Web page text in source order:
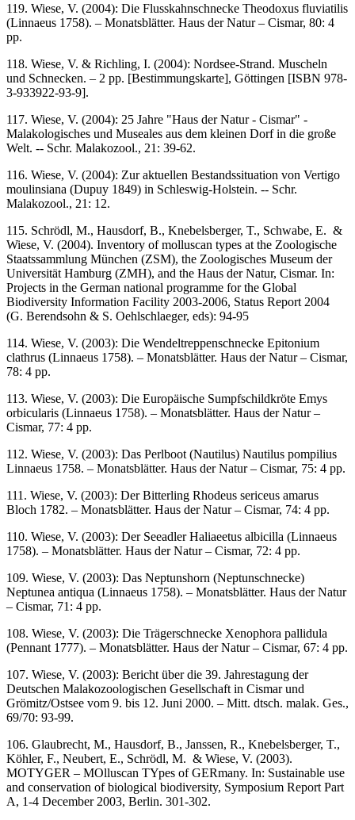
119. Wiese, V. (2004): Die Flusskahnschnecke Theodoxus fluviatilis
(Linnaeus 1758). – Monatsblätter. Haus der Natur – Cismar, 80: 4
pp.
118. Wiese, V. & Richling, I. (2004): Nordsee-Strand. Muscheln
und Schnecken. – 2 pp. [Bestimmungskarte], Göttingen [ISBN 978-
3-933922-93-9].
117. Wiese, V. (2004): 25 Jahre "Haus der Natur - Cismar" -
Malakologisches und Museales aus dem kleinen Dorf in die große
Welt. -- Schr. Malakozool., 21: 39-62.
116. Wiese, V. (2004): Zur aktuellen Bestandssituation von Vertigo
moulinsiana (Dupuy 1849) in Schleswig-Holstein. -- Schr.
Malakozool., 21: 12.
115. Schrödl, M., Hausdorf, B., Knebelsberger, T., Schwabe, E. &
Wiese, V. (2004). Inventory of molluscan types at the Zoologische
Staatssammlung München (ZSM), the Zoologisches Museum der
Universität Hamburg (ZMH), and the Haus der Natur, Cismar. In:
Projects in the German national programme for the Global
Biodiversity Information Facility 2003-2006, Status Report 2004
(G. Berendsohn & S. Oehlschlaeger, eds): 94-95
114. Wiese, V. (2003): Die Wendeltreppenschnecke Epitonium
clathrus (Linnaeus 1758). – Monatsblätter. Haus der Natur – Cismar,
78: 4 pp.
113. Wiese, V. (2003): Die Europäische Sumpfschildkröte Emys
orbicularis (Linnaeus 1758). – Monatsblätter. Haus der Natur –
Cismar, 77: 4 pp.
112. Wiese, V. (2003): Das Perlboot (Nautilus) Nautilus pompilius
Linnaeus 1758. – Monatsblätter. Haus der Natur – Cismar, 75: 4 pp.
111. Wiese, V. (2003): Der Bitterling Rhodeus sericeus amarus
Bloch 1782. – Monatsblätter. Haus der Natur – Cismar, 74: 4 pp.
110. Wiese, V. (2003): Der Seeadler Haliaeetus albicilla (Linnaeus
1758). – Monatsblätter. Haus der Natur – Cismar, 72: 4 pp.
109. Wiese, V. (2003): Das Neptunshorn (Neptunschnecke)
Neptunea antiqua (Linnaeus 1758). – Monatsblätter. Haus der Natur
– Cismar, 71: 4 pp.
108. Wiese, V. (2003): Die Trägerschnecke Xenophora pallidula
(Pennant 1777). – Monatsblätter. Haus der Natur – Cismar, 67: 4 pp.
107. Wiese, V. (2003): Bericht über die 39. Jahrestagung der
Deutschen Malakozoologischen Gesellschaft in Cismar und
Grömitz/Ostsee vom 9. bis 12. Juni 2000. – Mitt. dtsch. malak. Ges.,
69/70: 93-99.
106. Glaubrecht, M., Hausdorf, B., Janssen, R., Knebelsberger, T.,
Köhler, F., Neubert, E., Schrödl, M. & Wiese, V. (2003).
MOTYGER – MOlluscan TYpes of GERmany. In: Sustainable use
and conservation of biological biodiversity, Symposium Report Part
A, 1-4 December 2003, Berlin. 301-302.